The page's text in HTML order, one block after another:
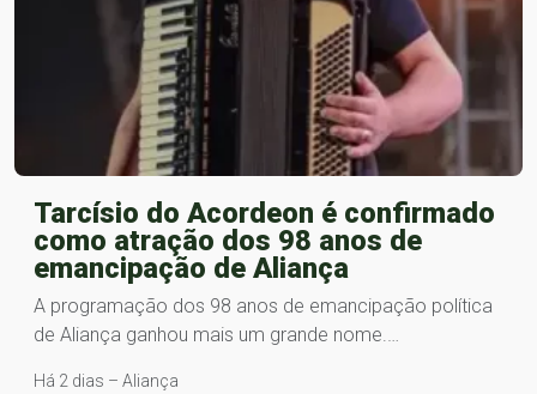
Tarcísio do Acordeon é confirmado
como atração dos 98 anos de
emancipação de Aliança
A programação dos 98 anos de emancipação política
de Aliança ganhou mais um grande nome.…
Há 2 dias – Aliança